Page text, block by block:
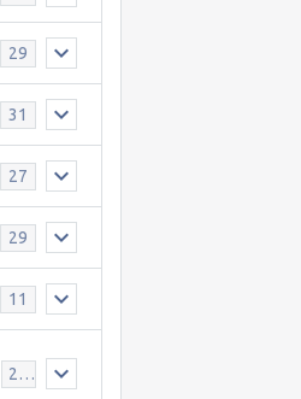
29
31
27
29
11
25